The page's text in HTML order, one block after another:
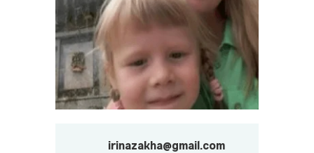
irinazakha@gmail.com